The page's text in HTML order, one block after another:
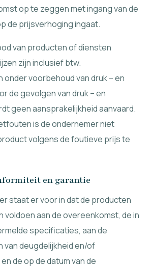
op te zeggen met ingang van de
de prijsverhoging ingaat.
van producten of diensten
zijn inclusief btw.
onder voorbehoud van druk – en
de gevolgen van druk – en
geen aansprakelijkheid aanvaard.
is de ondernemer niet
volgens de foutieve prijs te
en garantie
staat er voor in dat de producten
voldoen aan de overeenkomst, de in
specificaties, aan de
van deugdelijkheid en/of
de op de datum van de